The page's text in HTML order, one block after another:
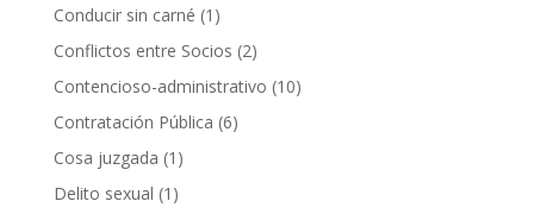
Conducir sin carné (1)
Conflictos entre Socios (2)
Contencioso-administrativo (10)
Contratación Pública (6)
Cosa juzgada (1)
Delito sexual (1)